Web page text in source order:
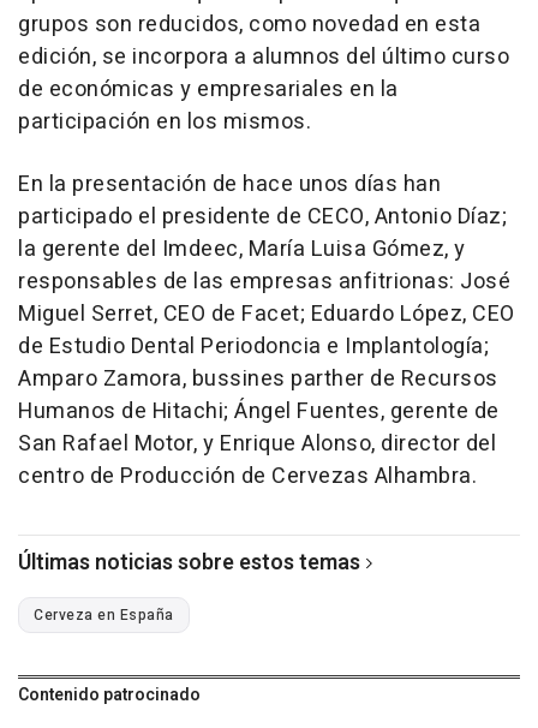
grupos son reducidos, como novedad en esta
edición, se incorpora a alumnos del último curso
de económicas y empresariales en la
participación en los mismos.
En la presentación de hace unos días han
participado el presidente de CECO, Antonio Díaz;
la gerente del Imdeec, María Luisa Gómez, y
responsables de las empresas anfitrionas: José
Miguel Serret, CEO de Facet; Eduardo López, CEO
de Estudio Dental Periodoncia e Implantología;
Amparo Zamora, bussines parther de Recursos
Humanos de Hitachi; Ángel Fuentes, gerente de
San Rafael Motor, y Enrique Alonso, director del
centro de Producción de Cervezas Alhambra.
Últimas noticias sobre estos temas
Cerveza en España
Contenido patrocinado